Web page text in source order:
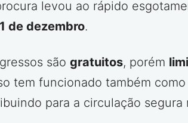
levou ao rápido
de dezembro.
são gratuitos, porém
tem funcionado também
para a circulação segura